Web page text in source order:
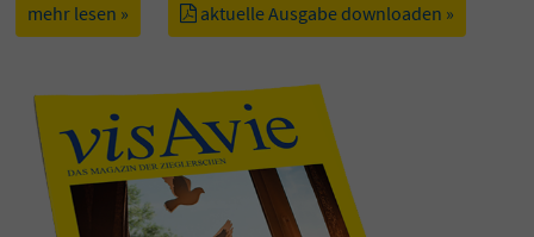
mehr lesen » aktuelle Ausgabe downloaden »